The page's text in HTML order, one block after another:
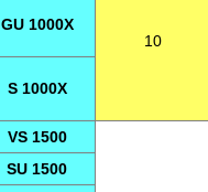
10
GU 1000X
S 1000X
VS 1500
SU 1500